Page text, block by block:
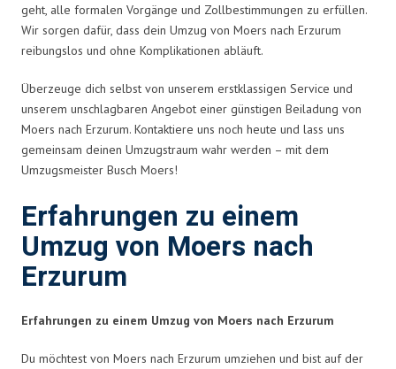
geht, alle formalen Vorgänge und Zollbestimmungen zu erfüllen.
Wir sorgen dafür, dass dein Umzug von Moers nach Erzurum
reibungslos und ohne Komplikationen abläuft.
Überzeuge dich selbst von unserem erstklassigen Service und
unserem unschlagbaren Angebot einer günstigen Beiladung von
Moers nach Erzurum. Kontaktiere uns noch heute und lass uns
gemeinsam deinen Umzugstraum wahr werden – mit dem
Umzugsmeister Busch Moers!
Erfahrungen zu einem
Umzug von Moers nach
Erzurum
Erfahrungen zu einem Umzug von Moers nach Erzurum
Du möchtest von Moers nach Erzurum umziehen und bist auf der